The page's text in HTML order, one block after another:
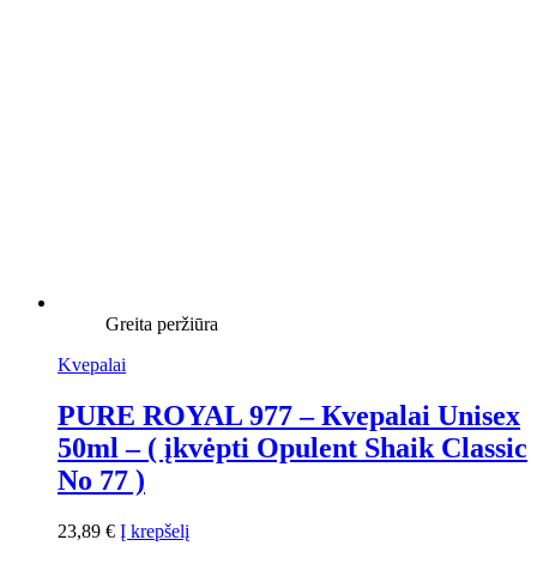
Greita peržiūra
Kvepalai
PURE ROYAL 977 – Кvepalai Unisex
50ml – ( įkvėpti Opulent Shaik Classic
No 77 )
23,89 € Į krepšelį